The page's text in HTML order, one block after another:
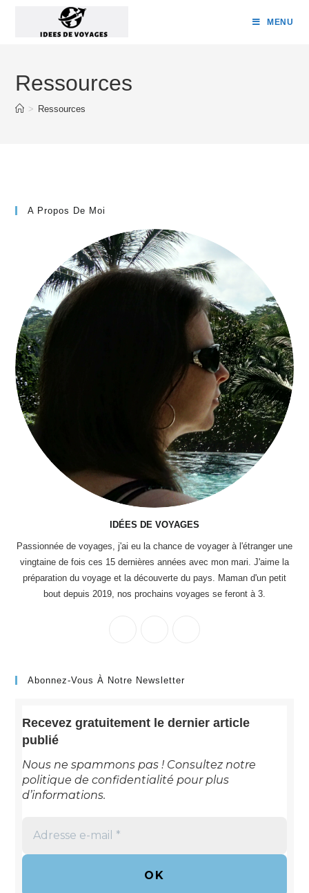
MENU
Ressources
> Ressources
A Propos De Moi
IDÉES DE VOYAGES
Passionnée de voyages, j'ai eu la chance de voyager à l'étranger une
vingtaine de fois ces 15 dernières années avec mon mari. J'aime la
préparation du voyage et la découverte du pays. Maman d'un petit
bout depuis 2019, nos prochains voyages se feront à 3.
Abonnez-Vous À Notre Newsletter
Recevez gratuitement le dernier article
publié
Nous ne spammons pas ! Consultez notre
politique de confidentialité pour plus
d’informations.
mail